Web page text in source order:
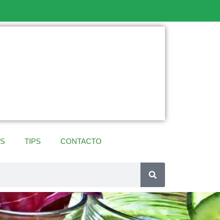
TIPS CONTACTO